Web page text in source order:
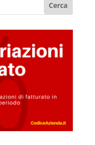
Cerca